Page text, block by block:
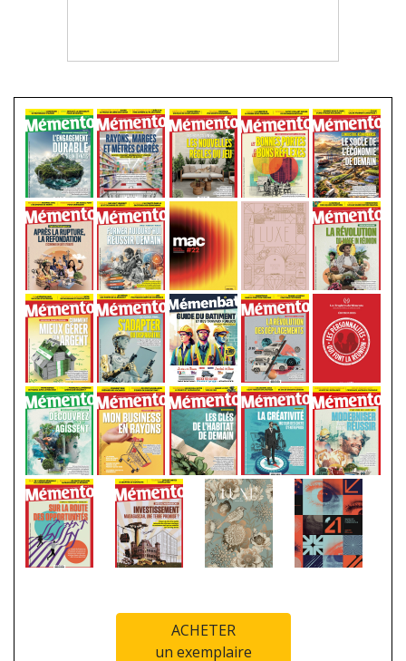
ACHETER
un exemplaire